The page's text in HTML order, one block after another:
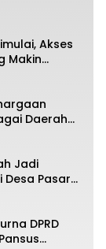
Akses
Makin
Daerah
Jadi
Desa Pasar
DPRD